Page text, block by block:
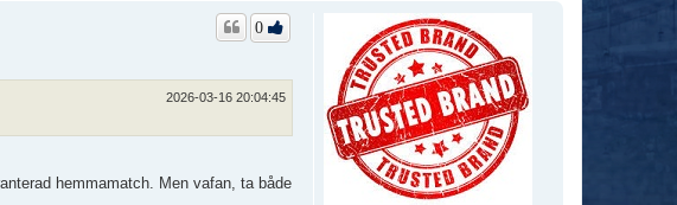
0
2026-03-16 20:04:45
hemmamatch. Men vafan, ta både